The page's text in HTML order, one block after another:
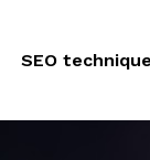
SEO technique